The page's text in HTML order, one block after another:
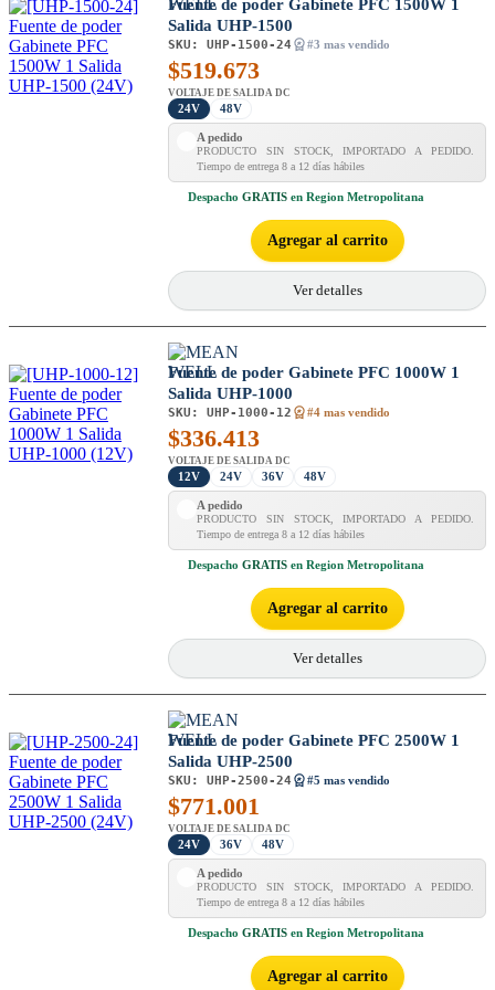
Fuente de poder Gabinete PFC 1500W 1
Salida UHP-1500
SKU: UHP-1500-24 #3 mas vendido
$519.673
VOLTAJE DE SALIDA DC
24V 48V
A pedido
PRODUCTO SIN STOCK, IMPORTADO A PEDIDO.
Tiempo de entrega 8 a 12 días hábiles
Despacho GRATIS en Region Metropolitana
Agregar al carrito
Ver detalles
Fuente de poder Gabinete PFC 1000W 1
Salida UHP-1000
SKU: UHP-1000-12 #4 mas vendido
$336.413
VOLTAJE DE SALIDA DC
12V 24V 36V 48V
A pedido
PRODUCTO SIN STOCK, IMPORTADO A PEDIDO.
Tiempo de entrega 8 a 12 días hábiles
Despacho GRATIS en Region Metropolitana
Agregar al carrito
Ver detalles
Fuente de poder Gabinete PFC 2500W 1
Salida UHP-2500
SKU: UHP-2500-24 #5 mas vendido
$771.001
VOLTAJE DE SALIDA DC
24V 36V 48V
A pedido
PRODUCTO SIN STOCK, IMPORTADO A PEDIDO.
Tiempo de entrega 8 a 12 días hábiles
Despacho GRATIS en Region Metropolitana
Agregar al carrito